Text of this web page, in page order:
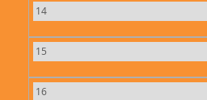
14
15
16